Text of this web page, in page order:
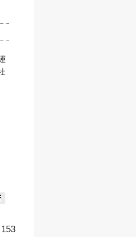
153